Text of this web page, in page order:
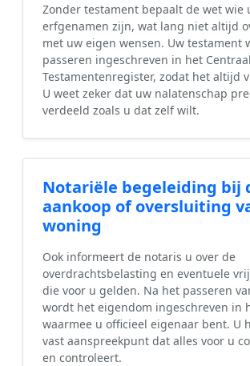
Zonder testament bepaalt de wet wie
erfgenamen zijn, wat lang niet altijd
met uw eigen wensen. Uw testament
passeren ingeschreven in het Centraal
Testamentenregister, zodat het altijd
U weet zeker dat uw nalatenschap
verdeeld zoals u dat zelf wilt.
Notariële begeleiding bij
aankoop of oversluiting
woning
Ook informeert de notaris u over de
overdrachtsbelasting en eventuele
die voor u gelden. Na het passeren
wordt het eigendom ingeschreven in
waarmee u officieel eigenaar bent. U
vast aanspreekpunt dat alles voor u
en controleert.